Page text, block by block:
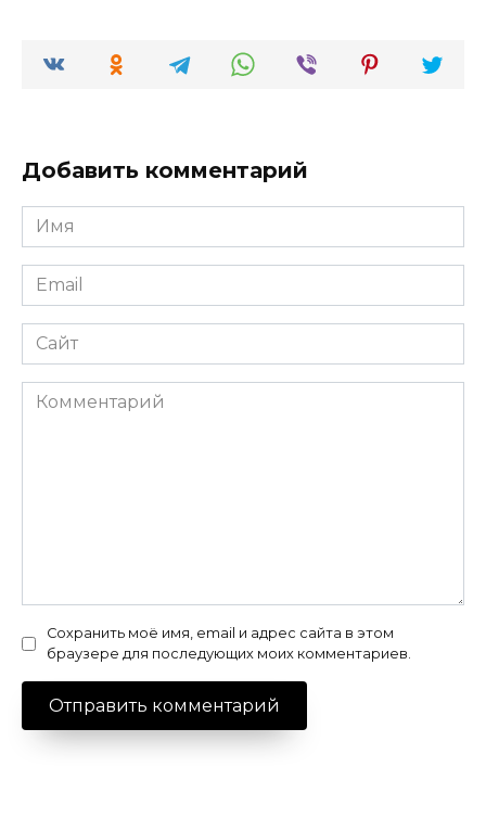
Добавить комментарий
Имя
*
Email
*
Сайт
Комментарий
Сохранить моё имя, email и адрес сайта в этом
браузере для последующих моих комментариев.